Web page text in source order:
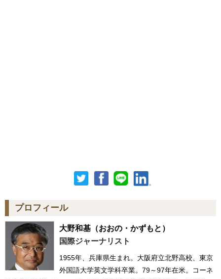
プロフィール
大野和基 （おおの・かずもと）
国際ジャーナリスト
1955年、兵庫県生まれ。大阪府立北野高校、東京
外国語大学英文学科卒業。79～97年在米。コーネ